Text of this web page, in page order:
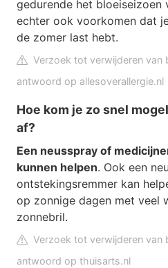
gedurende het bloeiseizoen
echter ook voorkomen dat
de zomer last hebt.
Verzoek tot verwijderen van
antwoord op allesoverallergie.nl
Hoe kom je zo snel
af?
Een neusspray of
kunnen helpen. Ook een
ontstekingsremmer kan
op zonnige dagen met veel
zonnebril.
Verzoek tot verwijderen van
antwoord op thuisarts.nl